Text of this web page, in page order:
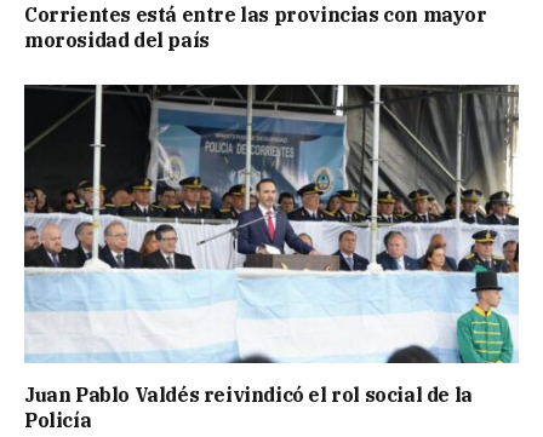
Corrientes está entre las provincias con mayor
morosidad del país
Juan Pablo Valdés reivindicó el rol social de la
Policía